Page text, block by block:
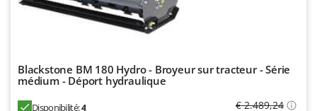
Stiga
T
Blackstone BM 180 Hydro - Broyeur sur tracteur - Série
médium - Déport hydraulique
Disponibilité:4
€ 2.489,24